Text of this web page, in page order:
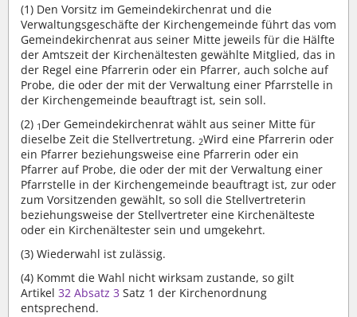
(1) Den Vorsitz im Gemeindekirchenrat und die
Verwaltungsgeschäfte der Kirchengemeinde führt das vom
Gemeindekirchenrat aus seiner Mitte jeweils für die Hälfte
der Amtszeit der Kirchenältesten gewählte Mitglied, das in
der Regel eine Pfarrerin oder ein Pfarrer, auch solche auf
Probe, die oder der mit der Verwaltung einer Pfarrstelle in
der Kirchengemeinde beauftragt ist, sein soll.
(2) 1 Der Gemeindekirchenrat wählt aus seiner Mitte für
dieselbe Zeit die Stellvertretung. 2Wird eine Pfarrerin oder
ein Pfarrer beziehungsweise eine Pfarrerin oder ein
Pfarrer auf Probe, die oder der mit der Verwaltung einer
Pfarrstelle in der Kirchengemeinde beauftragt ist, zur oder
zum Vorsitzenden gewählt, so soll die Stellvertreterin
beziehungsweise der Stellvertreter eine Kirchenälteste
oder ein Kirchenältester sein und umgekehrt.
(3) Wiederwahl ist zulässig.
(4) Kommt die Wahl nicht wirksam zustande, so gilt
Artikel 32 Absatz 3 Satz 1 der Kirchenordnung
entsprechend.